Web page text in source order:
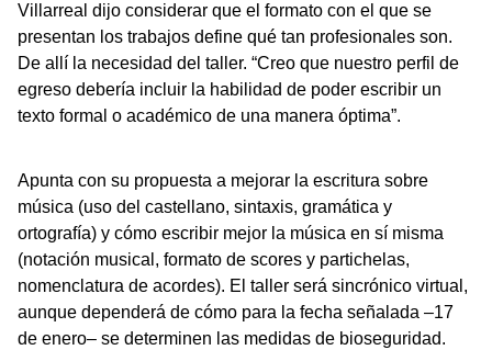
Villarreal dijo considerar que el formato con el que se
presentan los trabajos define qué tan profesionales son.
De allí la necesidad del taller. “Creo que nuestro perfil de
egreso debería incluir la habilidad de poder escribir un
texto formal o académico de una manera óptima”.
Apunta con su propuesta a mejorar la escritura sobre
música (uso del castellano, sintaxis, gramática y
ortografía) y cómo escribir mejor la música en sí misma
(notación musical, formato de scores y partichelas,
nomenclatura de acordes). El taller será sincrónico virtual,
aunque dependerá de cómo para la fecha señalada –17
de enero– se determinen las medidas de bioseguridad.